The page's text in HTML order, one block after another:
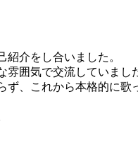
介をし合いました。
囲気で交流していまし
、これから本格的に歌